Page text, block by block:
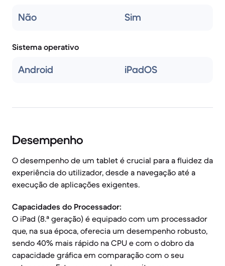
Não Sim
Sistema operativo
Android iPadOS
Desempenho
O desempenho de um tablet é crucial para a fluidez da
experiência do utilizador, desde a navegação até a
execução de aplicações exigentes.
Capacidades do Processador:
O iPad (8.ª geração) é equipado com um processador
que, na sua época, oferecia um desempenho robusto,
sendo 40% mais rápido na CPU e com o dobro da
capacidade gráfica em comparação com o seu